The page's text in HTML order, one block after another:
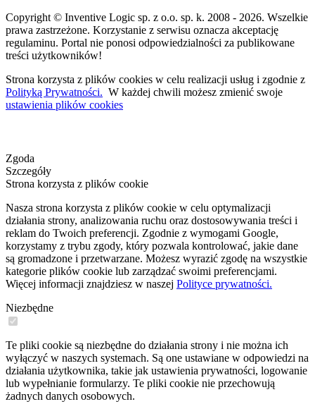
Copyright © Inventive Logic sp. z o.o. sp. k. 2008 - 2026. Wszelkie
prawa zastrzeżone. Korzystanie z serwisu oznacza akceptację
regulaminu. Portal nie ponosi odpowiedzialności za publikowane
treści użytkowników!
Strona korzysta z plików cookies w celu realizacji usług i zgodnie z
Polityką Prywatności. W każdej chwili możesz zmienić swoje
ustawienia plików cookies
Zgoda
Szczegóły
Strona korzysta z plików cookie
Nasza strona korzysta z plików cookie w celu optymalizacji
działania strony, analizowania ruchu oraz dostosowywania treści i
reklam do Twoich preferencji. Zgodnie z wymogami Google,
korzystamy z trybu zgody, który pozwala kontrolować, jakie dane
są gromadzone i przetwarzane. Możesz wyrazić zgodę na wszystkie
kategorie plików cookie lub zarządzać swoimi preferencjami.
Więcej informacji znajdziesz w naszej Polityce prywatności.
Niezbędne
Te pliki cookie są niezbędne do działania strony i nie można ich
wyłączyć w naszych systemach. Są one ustawiane w odpowiedzi na
działania użytkownika, takie jak ustawienia prywatności, logowanie
lub wypełnianie formularzy. Te pliki cookie nie przechowują
żadnych danych osobowych.